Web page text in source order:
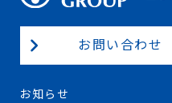
お問い合わせ
お知らせ